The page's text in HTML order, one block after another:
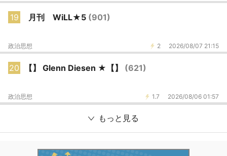
19 月刊 WiLL★5 (901)
2 2026/08/07 21:15
政治思想
20 【】 Glenn Diesen ★【】 (621)
1.7 2026/08/06 01:57
政治思想
もっと見る